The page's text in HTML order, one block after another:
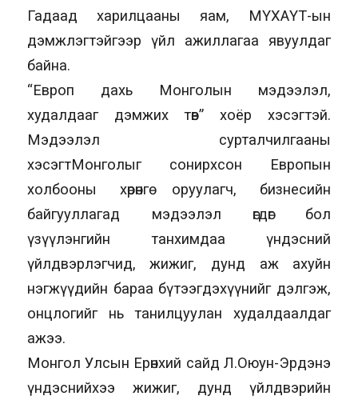
Гадаад харилцааны яам, МҮХАҮТ-ын
дэмжлэгтэйгээр үйл ажиллагаа явуулдаг
байна.
“Европ дахь Монголын мэдээлэл,
худалдааг дэмжих төв” хоёр хэсэгтэй.
Мэдээлэл сурталчилгааны
хэсэгтМонголыг сонирхсон Европын
холбооны хөрөнгө оруулагч, бизнесийн
байгууллагад мэдээлэл өгдөг бол
үзүүлэнгийн танхимдаа үндэсний
үйлдвэрлэгчид, жижиг, дунд аж ахуйн
нэгжүүдийн бараа бүтээгдэхүүнийг дэлгэж,
онцлогийг нь танилцуулан худалдаалдаг
ажээ.
Монгол Улсын Ерөнхий сайд Л.Оюун-Эрдэнэ
үндэснийхээ жижиг, дунд үйлдвэрийн